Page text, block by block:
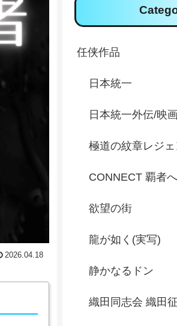
2026.04.18
任侠作品
日本統一
日本統一外伝/映
極道の紋章レジェ
CONNECT 覇者
欲望の街
龍が如く(実写)
静かなるドン
織田同志会 織田